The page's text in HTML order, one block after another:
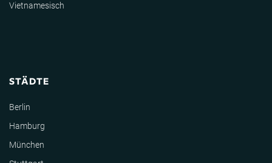
Vietnamesisch
STÄDTE
Berlin
Hamburg
München